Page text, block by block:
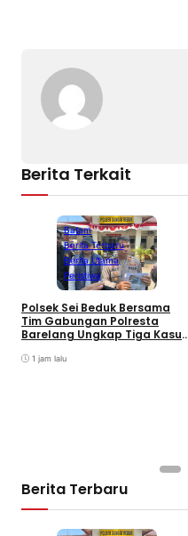
Berita Terkait
Batam
Berita Terbaru
Berita Utama
Peristiwa
Polsek Sei Beduk Bersama
Tim Gabungan Polresta
Barelang Ungkap Tiga Kasus
1 jam lalu
Berita Terbaru